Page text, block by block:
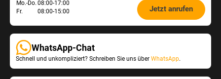
Öffnungszeiten
Service:
Mo.-Do. 08:00-17:00
Fr.
08:00-15:00 Jetzt anrufen
WhatsApp-Chat
Schnell und unkompliziert? Schreiben Sie uns über WhatsApp.